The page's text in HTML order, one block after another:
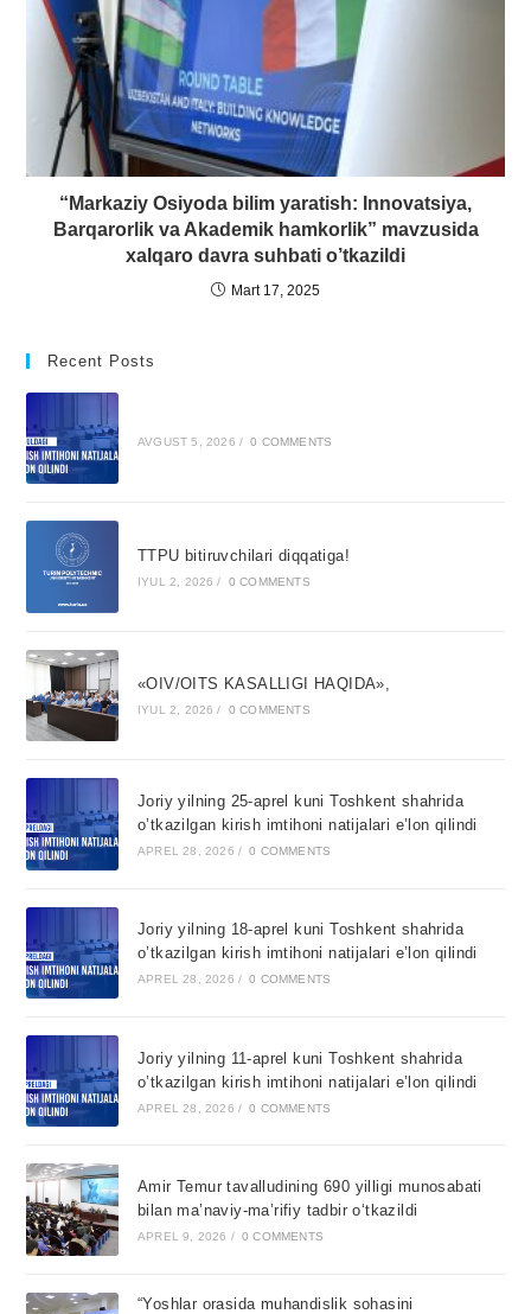
“Markaziy Osiyoda bilim yaratish: Innovatsiya,
Barqarorlik va Akademik hamkorlik” mavzusida
xalqaro davra suhbati o’tkazildi
Mart 17, 2025
Recent Posts
AVGUST 5, 2026 / 0 COMMENTS
TTPU bitiruvchilari diqqatiga!
IYUL 2, 2026 / 0 COMMENTS
«OIV/OITS KASALLIGI HAQIDA»,
IYUL 2, 2026 / 0 COMMENTS
Joriy yilning 25-aprel kuni Toshkent shahrida
o’tkazilgan kirish imtihoni natijalari e’lon qilindi
APREL 28, 2026 / 0 COMMENTS
Joriy yilning 18-aprel kuni Toshkent shahrida
o’tkazilgan kirish imtihoni natijalari e’lon qilindi
APREL 28, 2026 / 0 COMMENTS
Joriy yilning 11-aprel kuni Toshkent shahrida
o’tkazilgan kirish imtihoni natijalari e’lon qilindi
APREL 28, 2026 / 0 COMMENTS
Amir Temur tavalludining 690 yilligi munosabati
bilan ma’naviy-ma’rifiy tadbir o‘tkazildi
APREL 9, 2026 / 0 COMMENTS
“Yoshlar orasida muhandislik sohasini